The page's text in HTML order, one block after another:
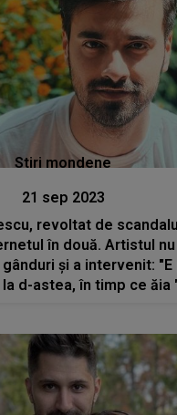
Stiri mondene
21 sep 2023
revoltat de
și a intervenit: "E
d-astea, în timp ce ăia